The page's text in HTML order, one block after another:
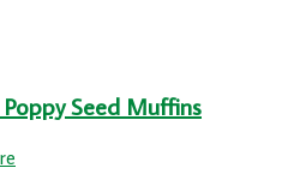
Seed Muffins